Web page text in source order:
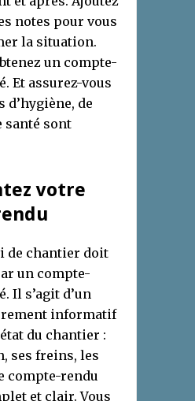
notes pour vous
la situation.
un compte-
Et assurez-vous
d’hygiène, de
santé sont
votre
de chantier doit
un compte-
Il s’agit d’un
informatif
du chantier :
ses freins, les
compte-rendu
et clair. Vous